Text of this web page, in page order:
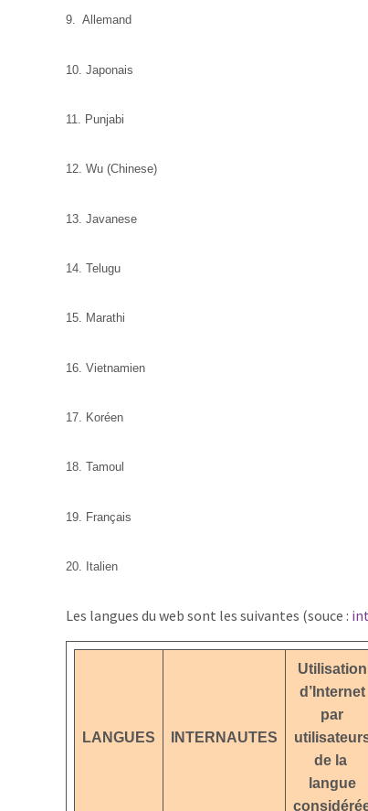
9. Allemand
10. Japonais
11. Punjabi
12. Wu (Chinese)
13. Javanese
14. Telugu
15. Marathi
16. Vietnamien
17. Koréen
18. Tamoul
19. Français
20. Italien
Les langues du web sont les suivantes (souce :
LANGUES INTERNAUTES
Utilisation
d’Internet
par
de la
langue